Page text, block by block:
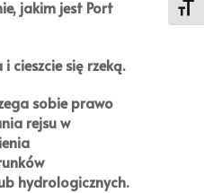
jakim jest Port
i cieszcie się rzeką.
sobie prawo
rejsu w
hydrologicznych.